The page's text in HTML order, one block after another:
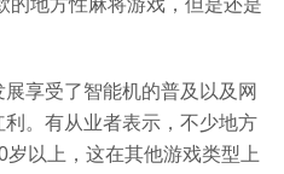
的地方性麻将游戏，但是还是
享受了智能机的普及以及网
利。有从业者表示，不少地方
以上，这在其他游戏类型上